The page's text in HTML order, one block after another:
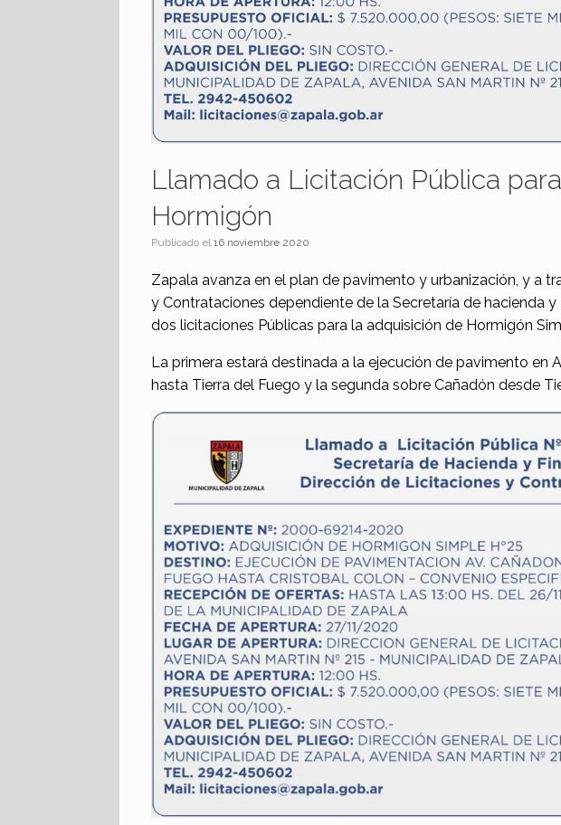
Llamado a Licitación Pública
Hormigón
Publicado el16 noviembre 2020
Zapala avanza en el plan de pavimento y urbanización, y a
y Contrataciones dependiente de la Secretaría de hacienda
dos licitaciones Públicas para la adquisición de Hormigón
La primera estará destinada a la ejecución de pavimento en
hasta Tierra del Fuego y la segunda sobre Cañadón desde